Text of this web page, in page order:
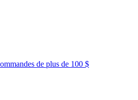
de plus de 100 $